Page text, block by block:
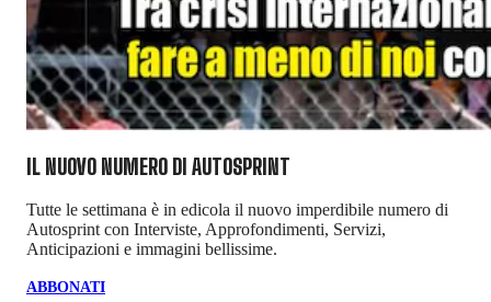
IL NUOVO NUMERO DI AUTOSPRINT
Tutte le settimana è in edicola il nuovo imperdibile numero di
Autosprint con Interviste, Approfondimenti, Servizi,
Anticipazioni e immagini bellissime.
ABBONATI